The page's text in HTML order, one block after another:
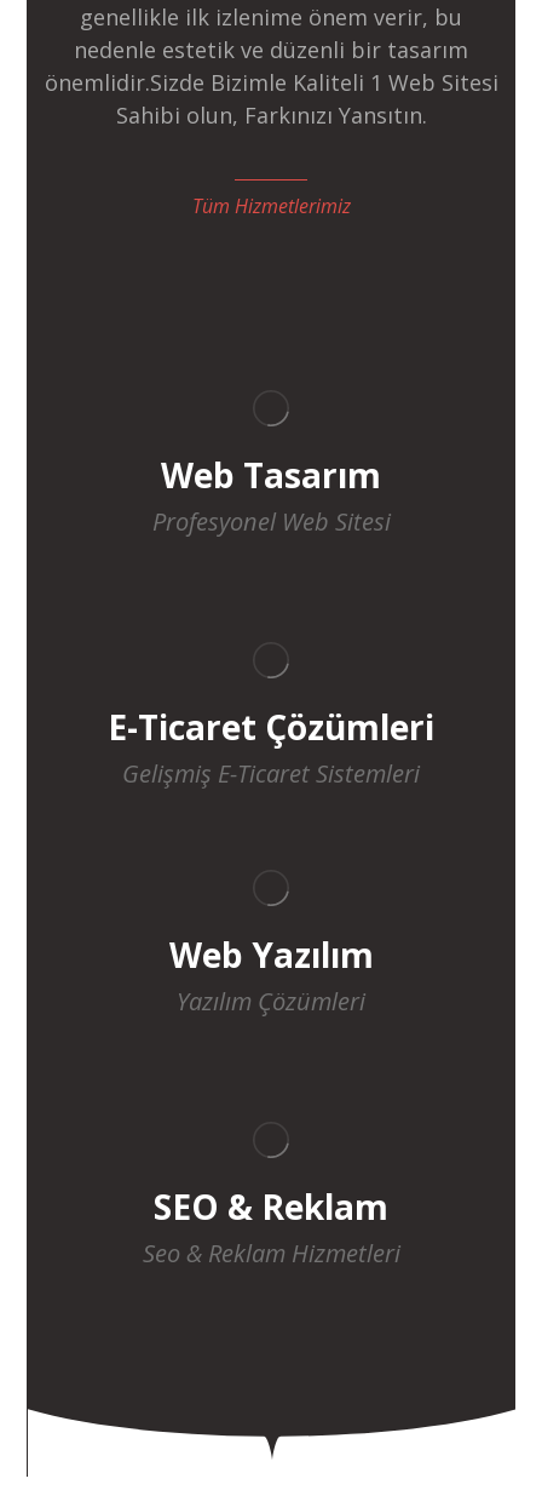
genellikle ilk izlenime önem verir, bu
nedenle estetik ve düzenli bir tasarım
önemlidir.Sizde Bizimle Kaliteli 1 Web Sitesi
Sahibi olun, Farkınızı Yansıtın.
Tüm Hizmetlerimiz
Web Tasarım
Profesyonel Web Sitesi
E-Ticaret Çözümleri
Gelişmiş E-Ticaret Sistemleri
Web Yazılım
Yazılım Çözümleri
SEO & Reklam
Seo & Reklam Hizmetleri